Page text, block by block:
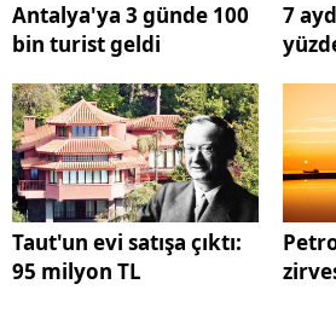
Antalya'ya 3 günde 100
bin turist geldi
7
Taut'un evi satışa çıktı:
95 milyon TL